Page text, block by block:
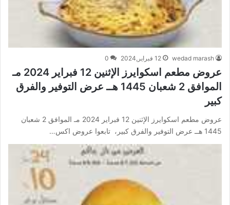
wedad marash 12 فبراير,2024 0
عروض مطعم اسكوايرز الإثنين 12 فبراير 2024 مـ
الموافق 2 شعبان 1445 هــ عرض التوفير والفرق
كبير
عروض مطعم اسكوايرز الإثنين 12 فبراير 2024 مـ الموافق 2 شعبان
1445 هــ عرض التوفير والفرق كبير، تابعوا عروض اكس…